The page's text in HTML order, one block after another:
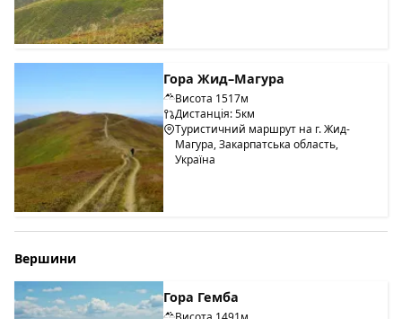
Гора Жид–Магура
Висота 1517м
Дистанція: 5км
Туристичний маршрут на г. Жид-
Магура, Закарпатська область,
Україна
Вершини
Гора Гемба